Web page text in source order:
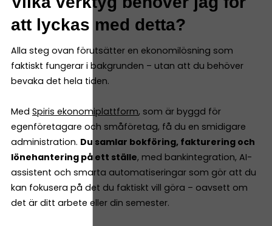
att lyckas med detta?
Alla steg ovan förutsätter en ekonomilösning som
faktiskt fungerar i bakgrunden – utan att du behöver
bevaka det hela tiden.
Med Spiris ekonomiplattform, som är byggd för
egenföretagare och småföretag, få du en smidigare
administration. Du samlar bokföring, fakturering och
lönehantering på ett ställe, med bankintegration, AI-
assistent och smarta automatiseringar som gör att du
kan fokusera på det du faktiskt vill göra – oavsett om
det är ditt arbete eller din semester.